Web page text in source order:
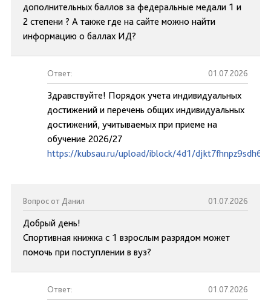
дополнительных баллов за федеральные медали 1 и
2 степени ? А также где на сайте можно найти
информацию о баллах ИД?
Ответ: 01.07.2026
Здравствуйте! Порядок учета индивидуальных
достижений и перечень общих индивидуальных
достижений, учитываемых при приеме на
обучение 2026/27
https://kubsau.ru/upload/iblock/4d1/
Вопрос от Данил 01.07.2026
Добрый день!
Спортивная книжка с 1 взрослым разрядом может
помочь при поступлении в вуз?
Ответ: 01.07.2026